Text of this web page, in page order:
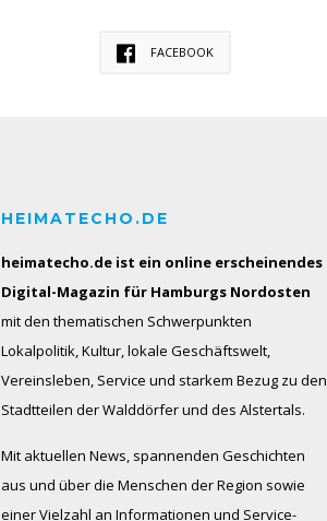
FACEBOOK
HEIMATECHO.DE
heimatecho.de ist ein online erscheinendes
Digital-Magazin für Hamburgs Nordosten
mit den thematischen Schwerpunkten
Lokalpolitik, Kultur, lokale Geschäftswelt,
Vereinsleben, Service und starkem Bezug zu den
Stadtteilen der Walddörfer und des Alstertals.
Mit aktuellen News, spannenden Geschichten
aus und über die Menschen der Region sowie
einer Vielzahl an Informationen und Service-